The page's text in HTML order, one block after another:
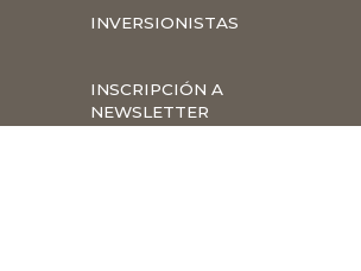
INVERSIONISTAS
INSCRIPCIÓN A
NEWSLETTER